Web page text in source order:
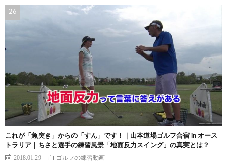
これが「魚突き」からの「すん」です！｜山本道場ゴルフ合宿 in オース
トラリア｜ちさと選手の練習風景「地面反力スイング」の真実とは？
2018.01.29 ゴルフの練習動画